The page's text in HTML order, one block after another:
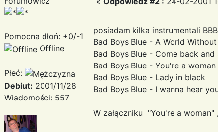
Pomocna dłoń: +0/-1
Offline
Płeć:
Debiut: 2001/11/28
Wiadomości: 557
posiadam kilka instrumentali
Bad Boys Blue - A World Without
Bad Boys Blue - Come back and
Bad Boys Blue - You're a woman
Bad Boys Blue - Lady in black
Bad Boys Blue - I wanna hear
W załączniku "You're a